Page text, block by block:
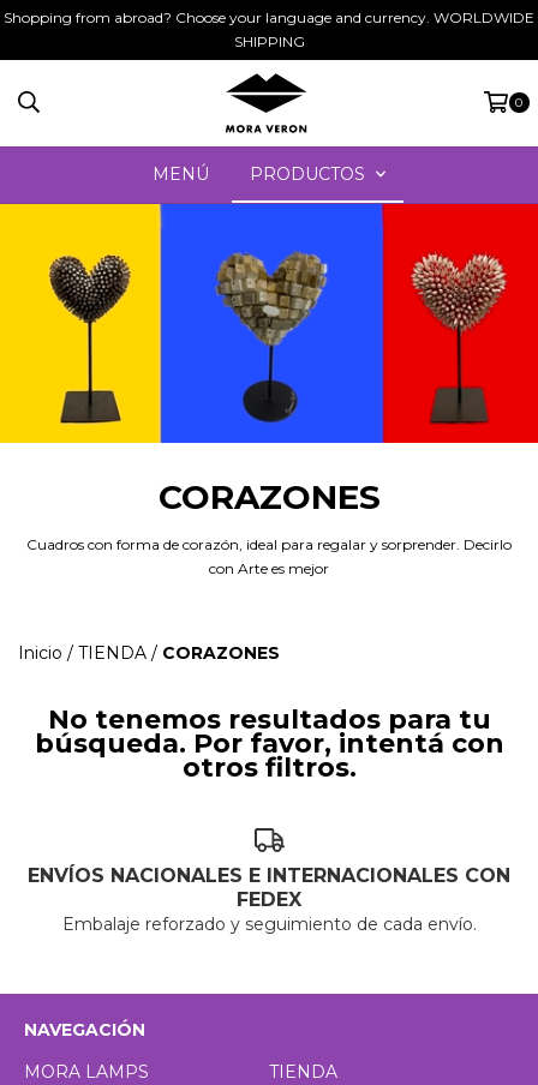
Shopping from abroad? Choose your language and currency. WORLDWIDE
SHIPPING
0
MENÚ PRODUCTOS
CORAZONES
Cuadros con forma de corazón, ideal para regalar y sorprender. Decirlo
con Arte es mejor
Inicio / TIENDA / CORAZONES
No tenemos resultados para tu
búsqueda. Por favor, intentá con
otros filtros.
ENVÍOS NACIONALES E INTERNACIONALES CON
FEDEX
Embalaje reforzado y seguimiento de cada envío.
NAVEGACIÓN
MORA LAMPS
TIENDA